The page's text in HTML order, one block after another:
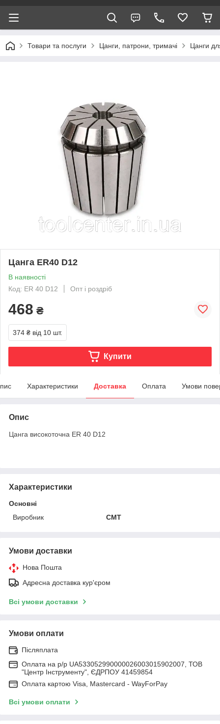
Товари та послуги Цанги, патрони, тримачі Цанги
Цанга ER40 D12
В наявності
Код: ER 40 D12
Опт і роздріб
468 ₴
374 ₴ від 10 шт.
Купити
Характеристики Доставка Оплата Умови
Опис
Цанга високоточна ER 40 D12
Характеристики
Основні
Виробник
CMT
Умови доставки
Нова Пошта
Адресна доставка кур'єром
Всі умови доставки
Умови оплати
Післяплата
Оплата на р/р UA533052990000026003015902007, ТОВ
"Центр Інструменту", ЄДРПОУ 41459854
Оплата картою Visa, Mastercard - WayForPay
Всі умови оплати